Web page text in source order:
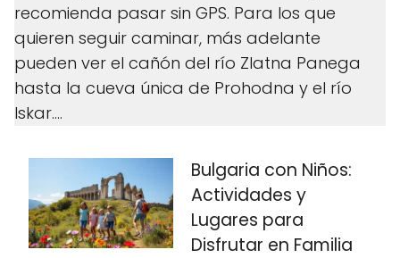
recomienda pasar sin GPS. Para los que
quieren seguir caminar, más adelante
pueden ver el cañón del río Zlatna Panega
hasta la cueva única de Prohodna y el río
Iskar....
Bulgaria con Niños:
Actividades y
Lugares para
Disfrutar en Familia